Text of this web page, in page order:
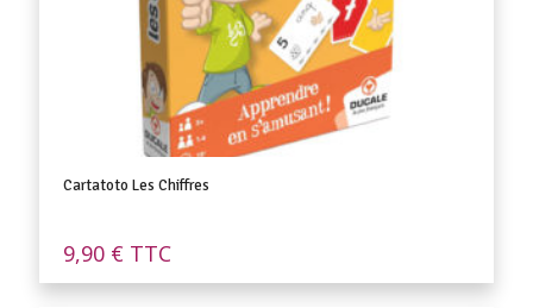
Cartatoto Les Chiffres
9,90 € TTC